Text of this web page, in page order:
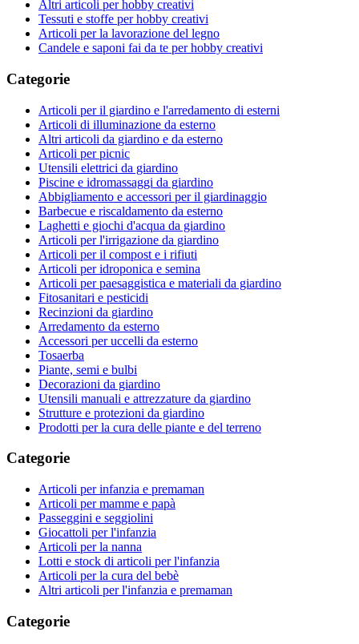
Altri articoli per hobby creativi
Tessuti e stoffe per hobby creativi
Articoli per la lavorazione del legno
Candele e saponi fai da te per hobby creativi
Categorie
Articoli per il giardino e l'arredamento di esterni
Articoli di illuminazione da esterno
Altri articoli da giardino e da esterno
Articoli per picnic
Utensili elettrici da giardino
Piscine e idromassaggi da giardino
Abbigliamento e accessori per il giardinaggio
Barbecue e riscaldamento da esterno
Laghetti e giochi d'acqua da giardino
Articoli per l'irrigazione da giardino
Articoli per il compost e i rifiuti
Articoli per idroponica e semina
Articoli per paesaggistica e materiali da giardino
Fitosanitari e pesticidi
Recinzioni da giardino
Arredamento da esterno
Accessori per uccelli da esterno
Tosaerba
Piante, semi e bulbi
Decorazioni da giardino
Utensili manuali e attrezzature da giardino
Strutture e protezioni da giardino
Prodotti per la cura delle piante e del terreno
Categorie
Articoli per infanzia e premaman
Articoli per mamme e papà
Passeggini e seggiolini
Giocattoli per l'infanzia
Articoli per la nanna
Lotti e stock di articoli per l'infanzia
Articoli per la cura del bebè
Altri articoli per l'infanzia e premaman
Categorie